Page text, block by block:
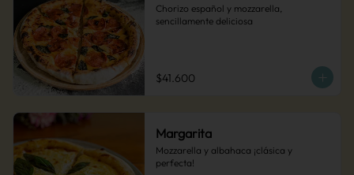
Chorizo español y mozzarella,
sencillamente deliciosa
$41.600
Margarita
Mozzarella y albahaca ¡clásica y
perfecta!